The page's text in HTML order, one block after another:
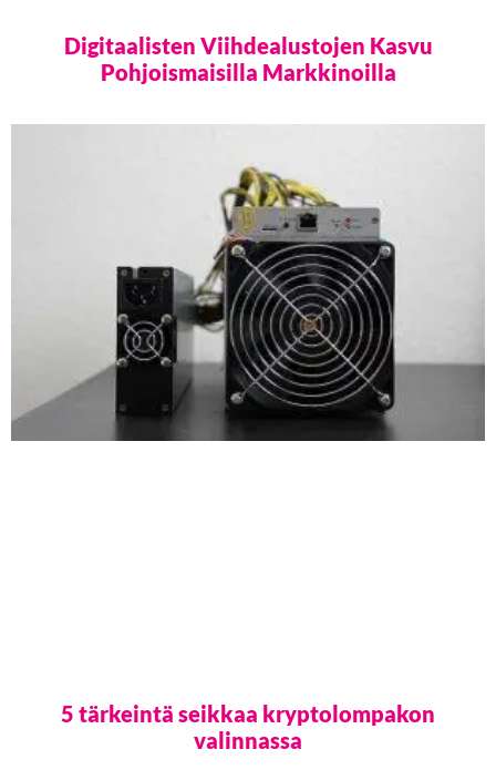
Digitaalisten Viihdealustojen Kasvu
Pohjoismaisilla Markkinoilla
5 tärkeintä seikkaa kryptolompakon
valinnassa